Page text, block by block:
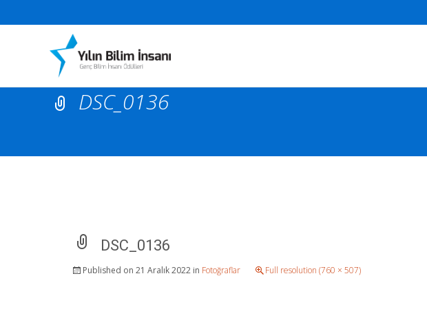
DSC_0136
DSC_0136
Published on 21 Aralık 2022 in Fotoğraflar Full resolution (760 × 507)